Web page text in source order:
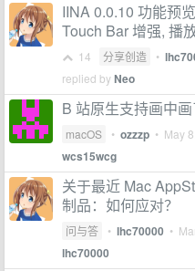
IINA 0.0.10 功能预
Touch Bar 增强, 播
14 分享创造 •
replied byNeo
B 站原生支持画中画
macOS • ozzzp • May
wcs15wcg
关于最近 Mac
制品：如何应对？
问与答 • lhc70000 •
lhc70000